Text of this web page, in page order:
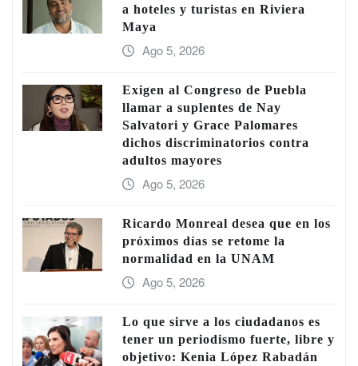
a hoteles y turistas en Riviera
Maya
Ago 5, 2026
Exigen al Congreso de Puebla
llamar a suplentes de Nay
Salvatori y Grace Palomares
dichos discriminatorios contra
adultos mayores
Ago 5, 2026
Ricardo Monreal desea que en los
próximos días se retome la
normalidad en la UNAM
Ago 5, 2026
Lo que sirve a los ciudadanos es
tener un periodismo fuerte, libre y
objetivo: Kenia López Rabadán